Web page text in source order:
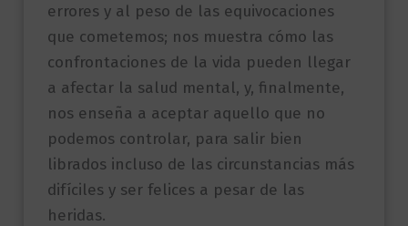
errores y al peso de las equivocaciones
que cometemos; nos muestra cómo las
confrontaciones de la vida pueden llegar
a afectar la salud mental, y, finalmente,
nos enseña a aceptar aquello que no
podemos controlar, para salir bien
librados incluso de las circunstancias más
difíciles y ser felices a pesar de las
heridas.